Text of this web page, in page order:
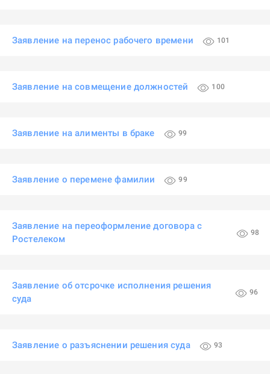
Заявление на перенос рабочего времени 101
Заявление на совмещение должностей 100
Заявление на алименты в браке 99
Заявление о перемене фамилии 99
Заявление на переоформление договора с
Ростелеком
98
Заявление об отсрочке исполнения решения
суда
96
Заявление о разъяснении решения суда 93